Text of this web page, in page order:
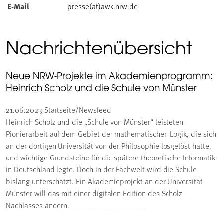
E-Mail presse(at)awk.nrw.de
Nachrichtenübersicht
Neue NRW-Projekte im Akademienprogramm:
Heinrich Scholz und die Schule von Münster
21.06.2023 Startseite/Newsfeed
Heinrich Scholz und die „Schule von Münster“ leisteten
Pionierarbeit auf dem Gebiet der mathematischen Logik, die sich
an der dortigen Universität von der Philosophie losgelöst hatte,
und wichtige Grundsteine für die spätere theoretische Informatik
in Deutschland legte. Doch in der Fachwelt wird die Schule
bislang unterschätzt. Ein Akademieprojekt an der Universität
Münster will das mit einer digitalen Edition des Scholz-
Nachlasses ändern.